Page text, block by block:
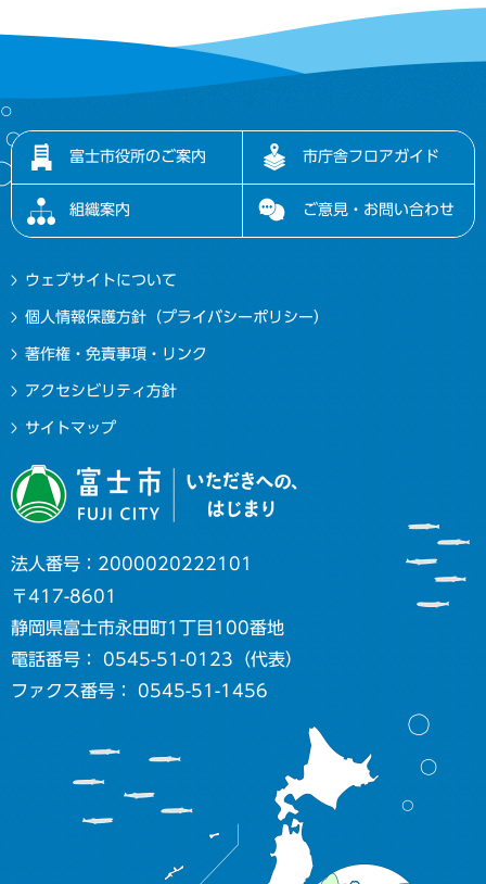
富士市役所のご案内 市庁舎フロアガイド
組織案内 ご意見・お問い合わせ
ウェブサイトについて
個人情報保護方針（プライバシーポリシー）
著作権・免責事項・リンク
アクセシビリティ方針
サイトマップ
法人番号：2000020222101
〒417-8601
静岡県富士市永田町1丁目100番地
電話番号： 0545-51-0123（代表）
ファクス番号： 0545-51-1456